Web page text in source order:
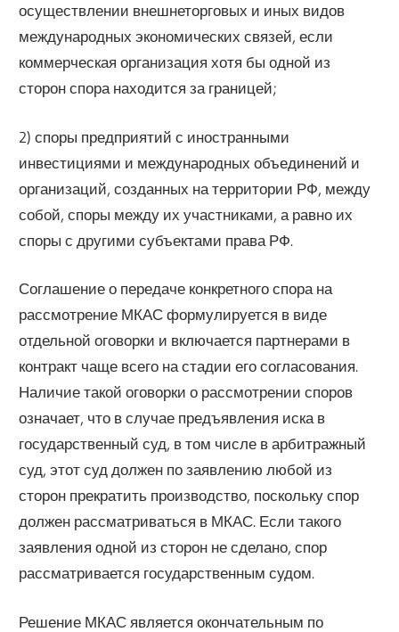
осуществлении внешнеторговых и иных видов
международных экономических связей, если
коммерческая организация хотя бы одной из
сторон спора находится за границей;
2) споры предприятий с иностранными
инвестициями и международных объединений и
организаций, созданных на территории РФ, между
собой, споры между их участниками, а равно их
споры с другими субъектами права РФ.
Соглашение о передаче конкретного спора на
рассмотрение МКАС формулируется в виде
отдельной оговорки и включается партнерами в
контракт чаще всего на стадии его согласования.
Наличие такой оговорки о рассмотрении споров
означает, что в случае предъявления иска в
государственный суд, в том числе в арбитражный
суд, этот суд должен по заявлению любой из
сторон прекратить производство, поскольку спор
должен рассматриваться в МКАС. Если такого
заявления одной из сторон не сделано, спор
рассматривается государственным судом.
Решение МКАС является окончательным по